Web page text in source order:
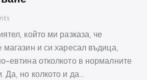
който ми разказа, че
и си харесал въдица,
евтина отколкото в нормалните
Да, но колкото и да…